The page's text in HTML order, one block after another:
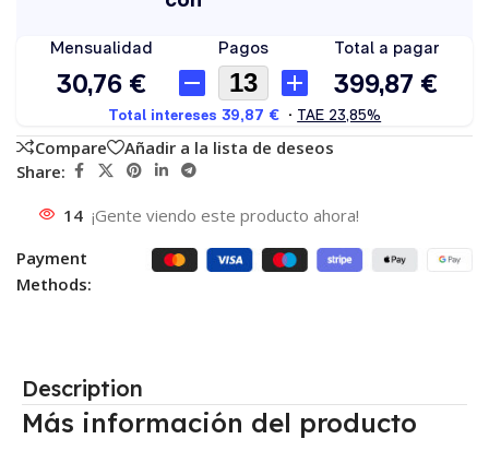
Compare
Añadir a la lista de deseos
Share:
14 ¡Gente viendo este producto ahora!
Payment
Methods:
Description
Más información del producto